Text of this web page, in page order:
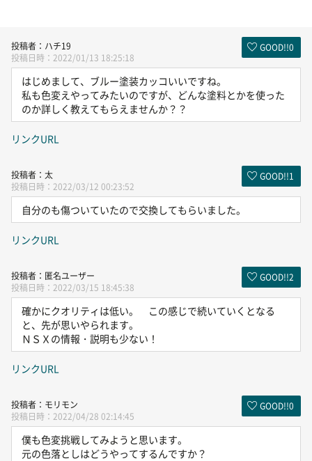
2022/01/13 18:25:18
ハチ19
はじめまして、ブルー塗装カッコいいですね。
私も色変えやってみたいのですが、どんな塗料とかを使った
のか詳しく教えてもらえませんか？？
GOOD!!0
リンクURL
2022/03/12 00:23:52
太
自分のも傷ついていたので交換してもらいました。
GOOD!!1
リンクURL
2022/03/15 18:45:38
匿名ユーザー
確かにクオリティは低い。 この感じで続いていくとなる
と、先が思いやられます。
ＮＳＸの情報・説明も少ない！
GOOD!!2
リンクURL
2022/04/28 02:14:45
モリモン
僕も色変挑戦してみようと思います。
元の色落としはどうやってするんですか？
GOOD!!0